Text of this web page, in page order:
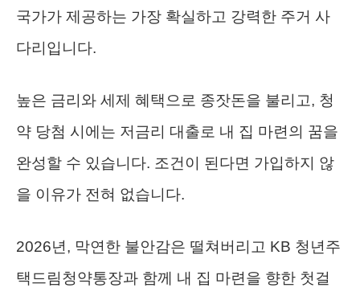
국가가 제공하는 가장 확실하고 강력한 주거 사
다리입니다.
높은 금리와 세제 혜택으로 종잣돈을 불리고, 청
약 당첨 시에는 저금리 대출로 내 집 마련의 꿈을
완성할 수 있습니다. 조건이 된다면 가입하지 않
을 이유가 전혀 없습니다.
2026년, 막연한 불안감은 떨쳐버리고 KB 청년주
택드림청약통장과 함께 내 집 마련을 향한 첫걸